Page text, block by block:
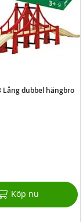
Lång dubbel hängbro
Köp nu